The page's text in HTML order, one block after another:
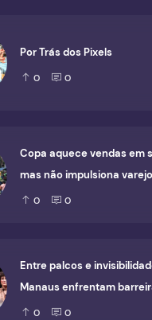
Por Trás dos Pixels
0 0
Copa aquece vendas em
mas não impulsiona
0 0
Entre palcos e
Manaus enfrentam
cenário cultural
0 0